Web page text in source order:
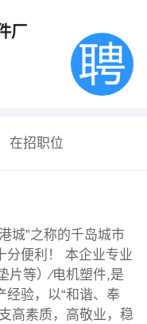
厂
在招职位
城”之称的千岛城市
分便利！ 本企业专业
片等）∕电机塑件,是
经验，以“和谐、奉
高素质，高敬业，稳